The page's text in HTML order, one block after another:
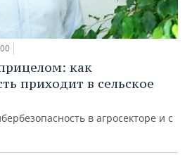
как
приходит в сельское
в агросекторе и с